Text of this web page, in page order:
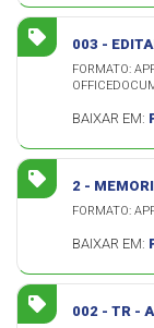
003 -
FORMATO:
BAIXAR EM:
2 -
FORMATO:
BAIXAR EM:
002 - TR -